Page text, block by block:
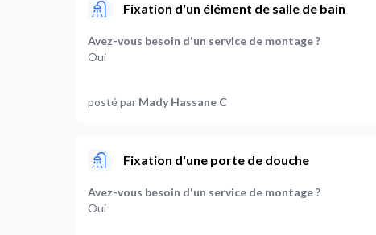
Fixation d'un élément de salle de bain
Avez-vous besoin d'un service de montage ?
Oui
Paroi de douche,Autres
Oui
Quels types d'éléments de salle de bain sont à
Paroi de douche,Autres
posté par Mady Hassane C
Fixation d'une porte de douche
Avez-vous besoin d'un service de montage ?
Oui